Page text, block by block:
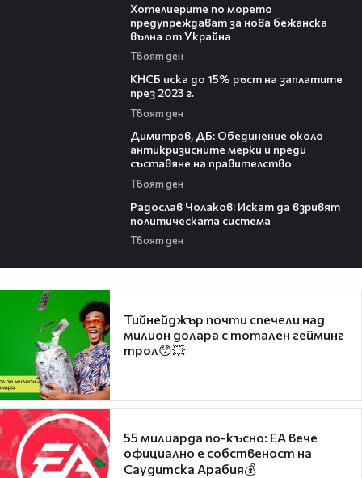
Хотелиерите по морето
предупреждават за нова бежанска
вълна от Украйна
Твоят ден
КНСБ иска до 15% ръст на заплатите
през 2023 г.
Твоят ден
Димитров, ДБ: Обединение около
антикризисните мерки и преди
съставяне на правителство
Твоят ден
Радослав Чолаков: Искат да взривят
политическата система
Твоят ден
Тийнейджър почти спечели над
милион долара с тотален гейминг
трол😯💥
55 милиарда по-късно: EA вече
официално е собственост на
Саудитска Арабия💰